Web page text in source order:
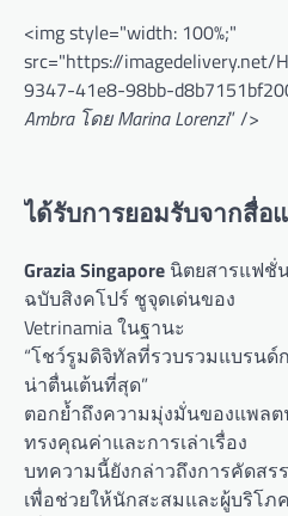
<img style="width: 100%;"
src="https://imagedelivery.net/
9347-41e8-98bb-
Ambra โดย Marina Lorenzi” />
ได้รับการยอมรับจากสื่อ
Grazia Singapore นิตยสารแฟชั่
ฉบับสิงคโปร์ ชูจุดเด่นของ
Vetrinamia ในฐานะ
“โชว์รูมดิจิทัลที่รวบรวมแบรนด์
น่าตื่นเต้นที่สุด”
ตอกย้ำถึงความมุ่งมั่นของแพล
ทรงคุณค่าและการเล่าเรื่อง
บทความนี้ยังกล่าวถึงการคัดสร
เพื่อช่วยให้นักสะสมและผู้บริโ